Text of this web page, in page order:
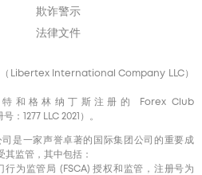
欺诈警示
法律文件
Libertex International Company LLC）
和格林纳丁斯注册的 Forex Club
1277 LLC 2021）。
是一家声誉卓著的国际集团公司的重要成
其监管，其中包括：
行为监管局 (FSCA) 授权和监管，注册号为